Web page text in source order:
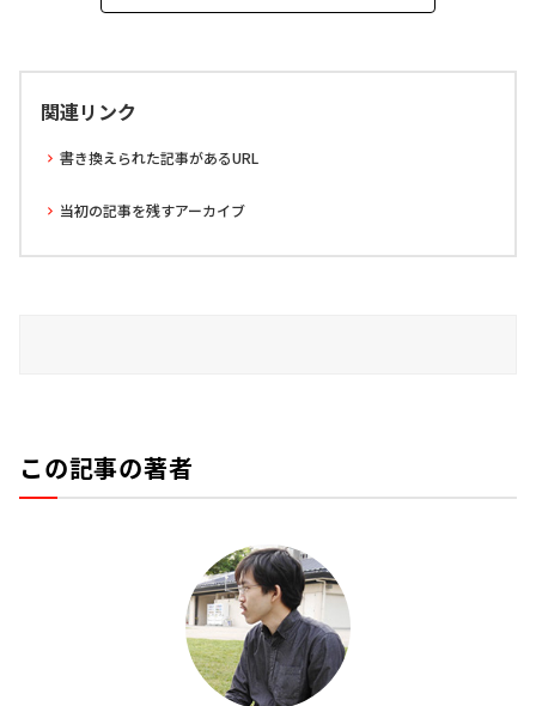
関連リンク
書き換えられた記事があるURL
当初の記事を残すアーカイブ
この記事の著者